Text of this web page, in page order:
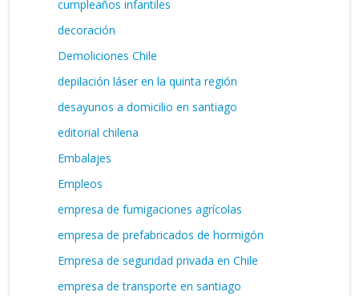
cumpleaños infantiles
decoración
Demoliciones Chile
depilación láser en la quinta región
desayunos a domicilio en santiago
editorial chilena
Embalajes
Empleos
empresa de fumigaciones agrícolas
empresa de prefabricados de hormigón
Empresa de seguridad privada en Chile
empresa de transporte en santiago